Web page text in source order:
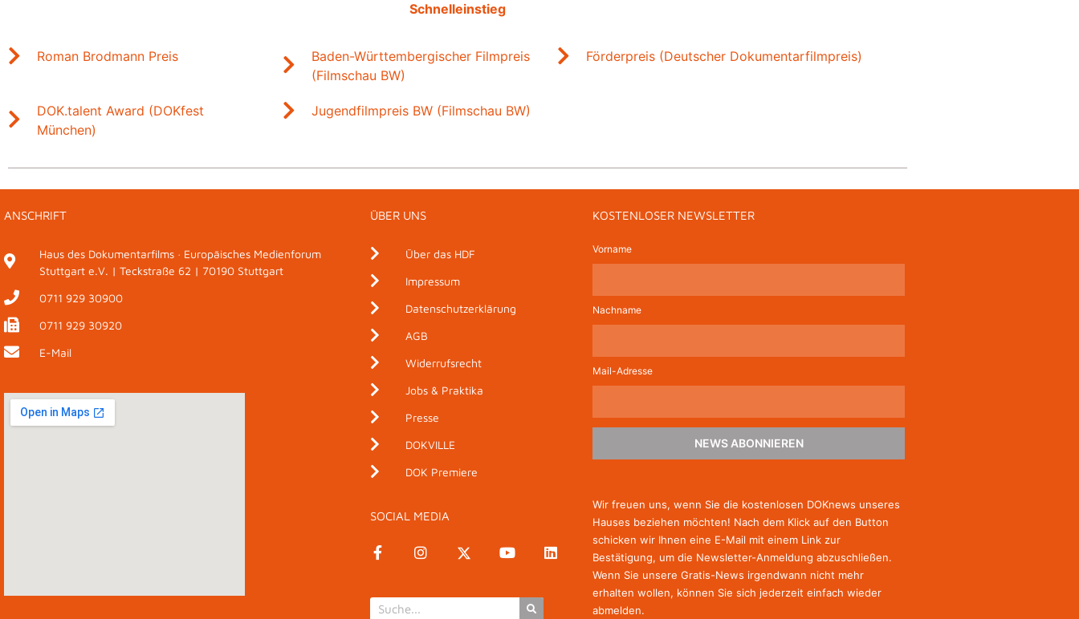
Schnelleinstieg
Roman Brodmann Preis
Baden-Württembergischer Filmpreis
(Filmschau BW)
Förderpreis (Deutscher Dokumentarfilmpreis)
DOK.talent Award (DOKfest
München)
Jugendfilmpreis BW (Filmschau BW)
ANSCHRIFT
Haus des Dokumentarfilms · Europäisches Medienforum
Stuttgart e.V. | Teckstraße 62 | 70190 Stuttgart
0711 929 30900
0711 929 30920
E-Mail
ÜBER UNS
Über das HDF
Impressum
Datenschutzerklärung
AGB
Widerrufsrecht
Jobs & Praktika
Presse
DOKVILLE
DOK Premiere
SOCIAL MEDIA
KOSTENLOSER NEWSLETTER
Vorname
Nachname
Mail-Adresse
NEWS ABONNIEREN
Wir freuen uns, wenn Sie die kostenlosen DOKnews unseres
Hauses beziehen möchten! Nach dem Klick auf den Button
schicken wir Ihnen eine E-Mail mit einem Link zur
Bestätigung, um die Newsletter-Anmeldung abzuschließen.
Wenn Sie unsere Gratis-News irgendwann nicht mehr
erhalten wollen, können Sie sich jederzeit einfach wieder
abmelden.